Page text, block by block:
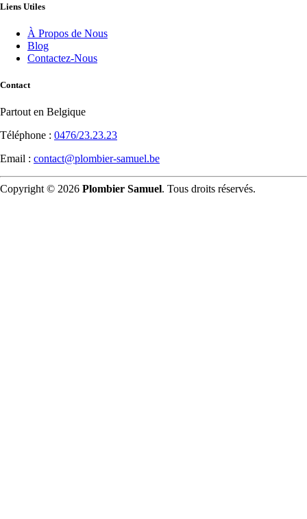
Liens Utiles
À Propos de Nous
Blog
Contactez-Nous
Contact
Partout en Belgique
Téléphone : 0476/23.23.23
Email : contact@plombier-samuel.be
Copyright © 2026 Plombier Samuel. Tous droits réservés.